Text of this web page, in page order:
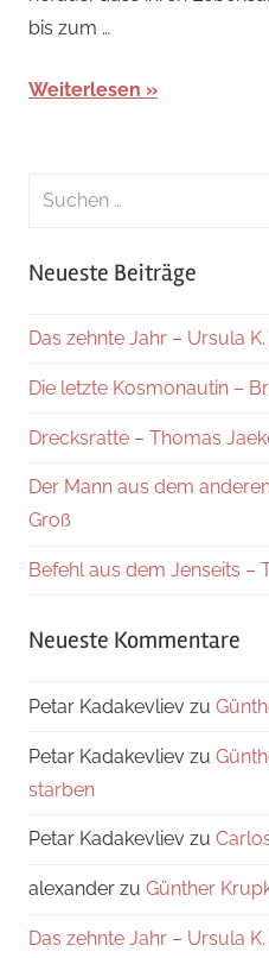
bis zum …
Weiterlesen
Suchen
Neueste Beiträge
Das zehnte Jahr – Ursula
Die letzte Kosmonautin –
Drecksratte – Thomas
Der Mann aus dem
Groß
Befehl aus dem Jenseits –
Neueste Kommentare
Petar Kadakevliev zu
Petar Kadakevliev zu
starben
Petar Kadakevliev zu
alexander zu Günther
Das zehnte Jahr – Ursula